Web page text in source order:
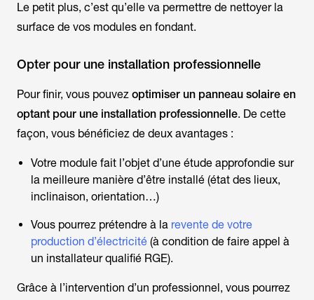
Le petit plus, c’est qu’elle va permettre de nettoyer la
surface de vos modules en fondant.
Opter pour une installation professionnelle
Pour finir, vous pouvez optimiser un panneau solaire en
optant pour une installation professionnelle. De cette
façon, vous bénéficiez de deux avantages :
Votre module fait l’objet d’une étude approfondie sur
la meilleure manière d’être installé (état des lieux,
inclinaison, orientation…)
Vous pourrez prétendre à la revente de votre
production d’électricité (à condition de faire appel à
un installateur qualifié RGE).
Grâce à l’intervention d’un professionnel, vous pourrez